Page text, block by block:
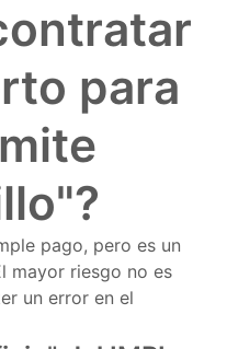
para
pago, pero es un
mayor riesgo no es
un error en el